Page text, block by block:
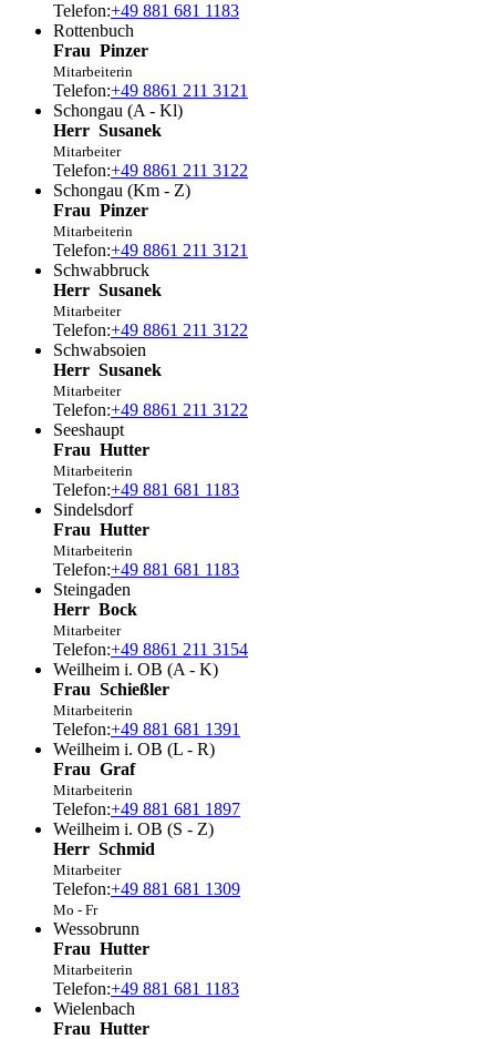
Telefon:+49 881 681 1183
Rottenbuch
Frau Pinzer
Mitarbeiterin
Telefon:+49 8861 211 3121
Schongau (A - Kl)
Herr Susanek
Mitarbeiter
Telefon:+49 8861 211 3122
Schongau (Km - Z)
Frau Pinzer
Mitarbeiterin
Telefon:+49 8861 211 3121
Schwabbruck
Herr Susanek
Mitarbeiter
Telefon:+49 8861 211 3122
Schwabsoien
Herr Susanek
Mitarbeiter
Telefon:+49 8861 211 3122
Seeshaupt
Frau Hutter
Mitarbeiterin
Telefon:+49 881 681 1183
Sindelsdorf
Frau Hutter
Mitarbeiterin
Telefon:+49 881 681 1183
Steingaden
Herr Bock
Mitarbeiter
Telefon:+49 8861 211 3154
Weilheim i. OB (A - K)
Frau Schießler
Mitarbeiterin
Telefon:+49 881 681 1391
Weilheim i. OB (L - R)
Frau Graf
Mitarbeiterin
Telefon:+49 881 681 1897
Weilheim i. OB (S - Z)
Herr Schmid
Mitarbeiter
Telefon:+49 881 681 1309
Mo - Fr
Wessobrunn
Frau Hutter
Mitarbeiterin
Telefon:+49 881 681 1183
Wielenbach
Frau Hutter